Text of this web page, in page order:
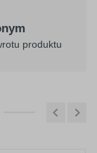
produktu